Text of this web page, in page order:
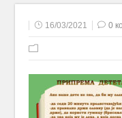
16/03/2021 0